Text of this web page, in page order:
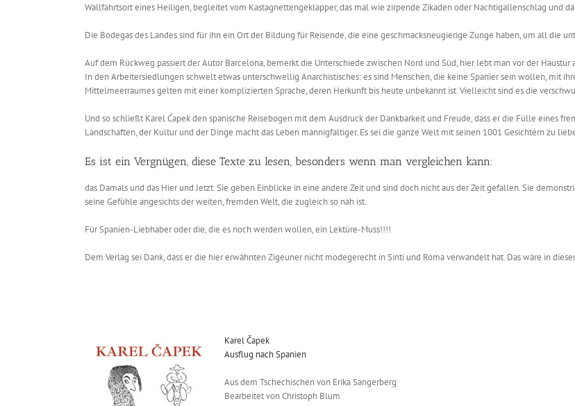
Wallfahrtsort eines Heiligen, begleitet vom Kastagnettengeklapper, das mal wie zirpende Zikaden oder Nachtigallenschlag und
Die Bodegas des Landes sind für ihn ein Ort der Bildung für Reisende, die eine geschmacksneugierige Zunge haben, um all die
Auf dem Rückweg passiert der Autor Barcelona, bemerkt die Unterschiede zwischen Nord und Süd, hier lebt man vor der
In den Arbeitersiedlungen schwelt etwas unterschwellig Anarchistisches: es sind Menschen, die keine Spanier sein wollen, mit
Mittelmeerraumes gelten mit einer komplizierten Sprache, deren Herkunft bis heute unbekannt ist. Vielleicht sind es die
Und so schließt Karel Ćapek den spanische Reisebogen mit dem Ausdruck der Dankbarkeit und Freude, dass er die Fülle eines
Landschaften, der Kultur und der Dinge macht das Leben mannigfaltiger. Es sei die ganze Welt mit seinen 1001 Gesichtern zu
Es ist ein Vergnügen, diese Texte zu lesen, besonders wenn man vergleichen kann:
das Damals und das Hier und Jetzt. Sie geben Einblicke in eine andere Zeit und sind doch nicht aus der Zeit gefallen. Sie
seine Gefühle angesichts der weiten, fremden Welt, die zugleich so nah ist.
Für Spanien-Liebhaber oder die, die es noch werden wollen, ein Lektüre-Muss!!!!
Dem Verlag sei Dank, dass er die hier erwähnten Zigeuner nicht modegerecht in Sinti und Roma verwandelt hat. Das wäre in
Karel Čapek
Ausflug nach Spanien
Aus dem Tschechischen von Erika Sangerberg
Bearbeitet von Christoph Blum